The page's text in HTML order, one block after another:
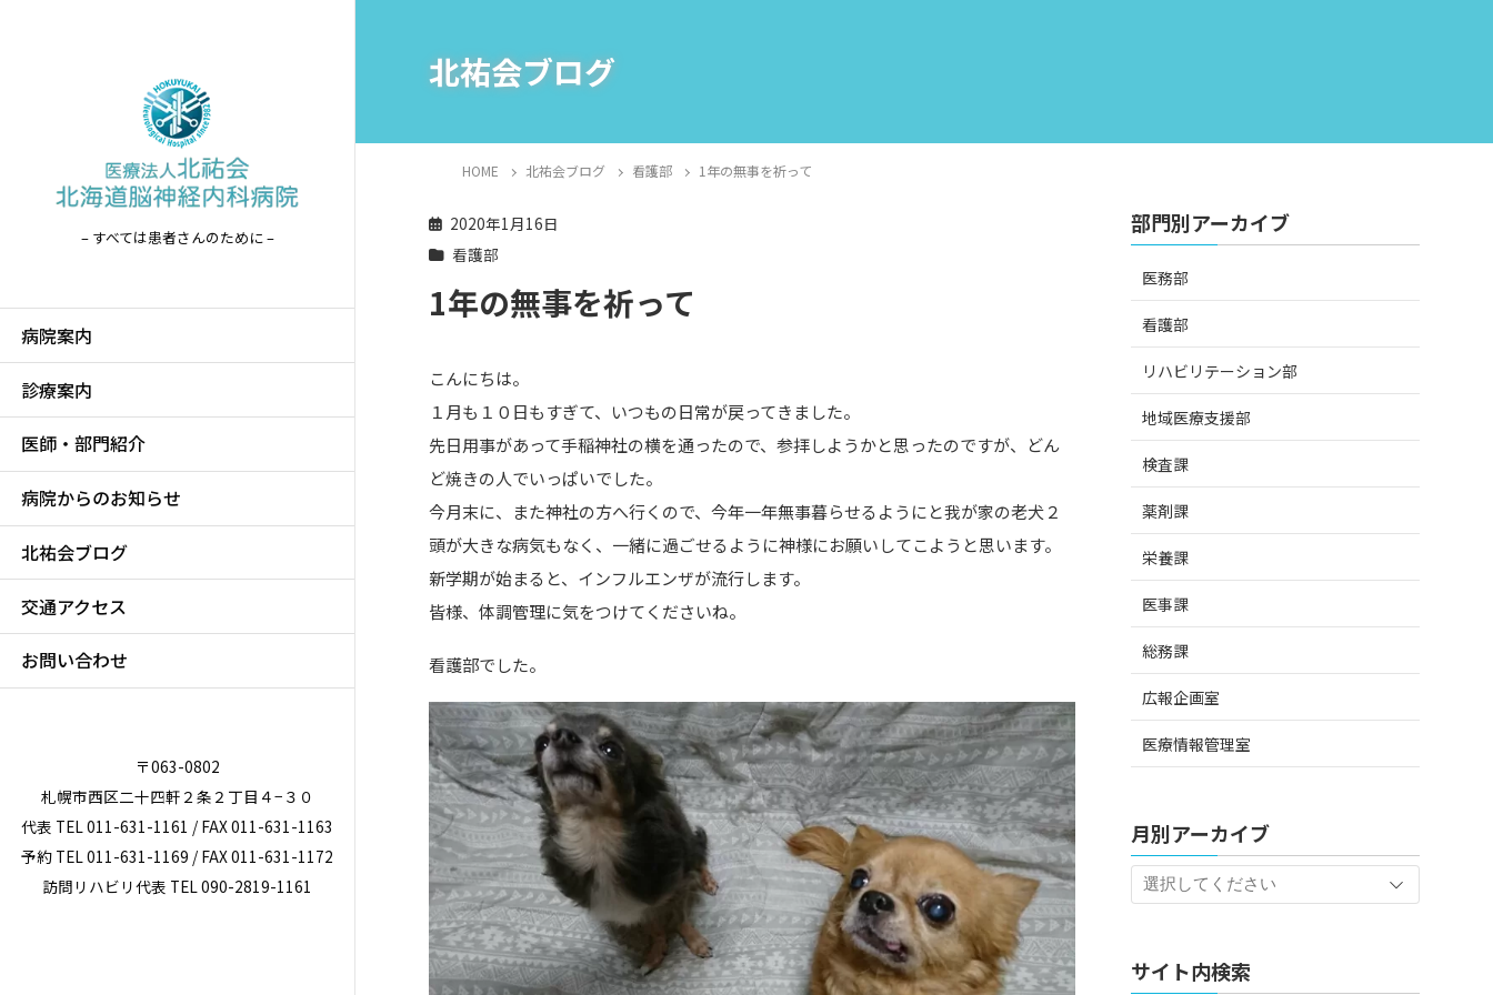
– すべては患者さんのために –
病院案内
診療案内
医師・部門紹介
病院からのお知らせ
北祐会ブログ
交通アクセス
お問い合わせ
〒063-0802
札幌市西区二十四軒２条２丁目４−３０
代表 TEL 011-631-1161 / FAX 011-631-1163
予約 TEL 011-631-1169 / FAX 011-631-1172
訪問リハビリ代表 TEL 090-2819-1161
北祐会ブログ
HOME 北祐会ブログ 看護部 1年の無事を祈って
2020年1月16日
看護部
1年の無事を祈って
こんにちは。
１月も１０日もすぎて、いつもの日常が戻ってきました。
先日用事があって手稲神社の横を通ったので、参拝しようかと思ったのですが、どん
ど焼きの人でいっぱいでした。
今月末に、また神社の方へ行くので、今年一年無事暮らせるようにと我が家の老犬２
頭が大きな病気もなく、一緒に過ごせるように神様にお願いしてこようと思います。
新学期が始まると、インフルエンザが流行します。
皆様、体調管理に気をつけてくださいね。
看護部でした。
部門別アーカイブ
医務部
看護部
リハビリテーション部
地域医療支援部
検査課
薬剤課
栄養課
医事課
総務課
広報企画室
医療情報管理室
月別アーカイブ
サイト内検索